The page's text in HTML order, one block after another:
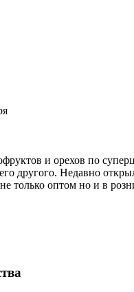
и орехов по
другого. Недавно
только оптом но и в